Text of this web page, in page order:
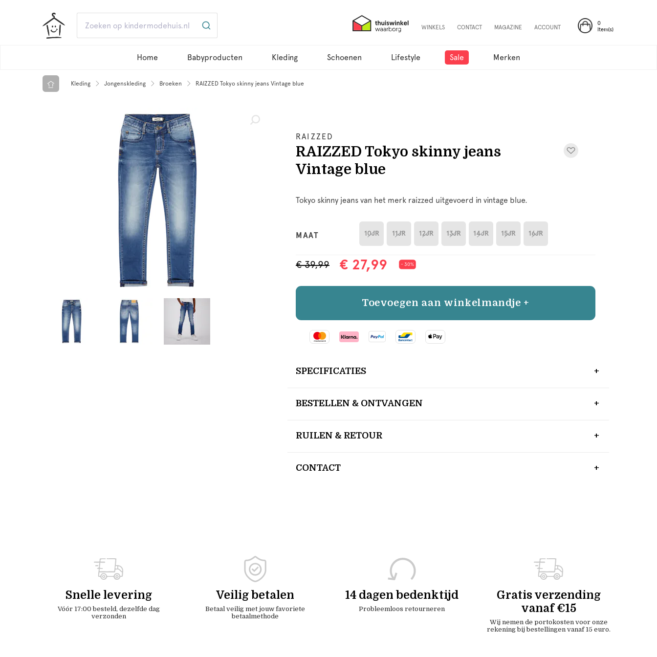
0
Item(s)
WINKELS CONTACT MAGAZINE ACCOUNT
Home Babyproducten Kleding Schoenen Lifestyle Sale Merken
Kleding Jongenskleding Broeken RAIZZED Tokyo skinny jeans Vintage blue
RAIZZED
RAIZZED Tokyo skinny jeans
Vintage blue
Tokyo skinny jeans van het merk raizzed uitgevoerd in vintage blue.
MAAT 10JR 11JR 12JR 13JR 14JR 15JR 16JR
€ 39,99 € 27,99 - 30%
Toevoegen aan winkelmandje +
SPECIFICATIES
BESTELLEN & ONTVANGEN
RUILEN & RETOUR
CONTACT
Snelle levering
Vóór 17:00 besteld, dezelfde dag
verzonden
Veilig betalen
Betaal veilig met jouw favoriete
betaalmethode
14 dagen bedenktijd
Probleemloos retourneren
Gratis verzending
vanaf €15
Wij nemen de portokosten voor onze
rekening bij bestellingen vanaf 15 euro.